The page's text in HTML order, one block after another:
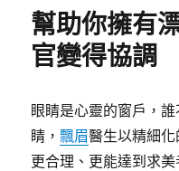
幫助你擁有
官變得協調
眼睛是心靈的窗戶，
睛，飄眉醫生以精細化
更合理、更能達到求